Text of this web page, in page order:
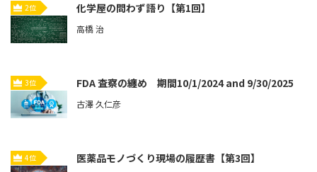
2位 化学屋の問わず語り【第1回】
高橋 治
3位 FDA 査察の纏め 期間10/1/2024 and 9/30/2025
古澤 久仁彦
4位 医薬品モノづくり現場の履歴書【第3回】